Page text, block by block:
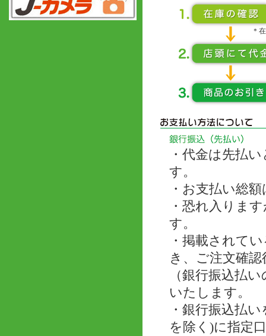
＊
・代金は先払
す。
・お支払い総
・恐れ入りま
す。
・掲載されて
き、ご注文確認
（銀行振込払
いたします。
・銀行振込払
を除く)に指定